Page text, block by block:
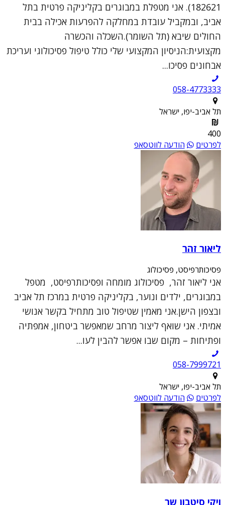
182621). אני מטפלת במבוגרים בקליניקה פרטית בתל
אביב, ובמקביל עובדת במחלקה להפרעות אכילה בבית
החולים שיבא (תל השומר).השכלה והכשרה
מקצועית:הניסיון המקצועי שלי כולל טיפול פסיכולוגי ועריכת
אבחונים פסיכו...
058-4773333
תל אביב-יפו, ישראל
400
לפרטים
הודעה לווטסאפ
ליאור זהר
פסיכותרפיסט, פסיכולוג
אני ליאור זהר, פסיכולוג מומחה ופסיכותרפיסט, מטפל
במבוגרים, ילדים ונוער, בקליניקה פרטית במרכז תל אביב
ובצפון הישן.אני מאמין שטיפול טוב מתחיל בקשר אנושי
אמיתי. אני שואף ליצור מרחב שמאפשר ביטחון, אמפתיה
ופתיחות – מקום שבו אפשר להבין לעו...
תל אביב-יפו, ישראל
לפרטים
הודעה לווטסאפ
ויקי סיטבון שר